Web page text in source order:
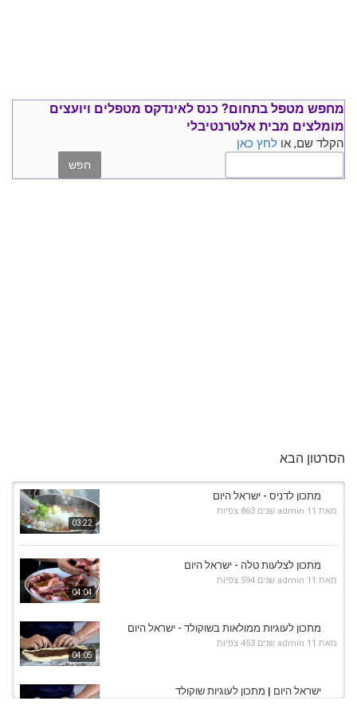
מחפש מטפל בתחום? כנס לאינדקס מטפלים ויועצים
מומלצים מבית אלטרנטיבלי
הקלד שם, או לחץ כאן
הסרטון הבא
03:22
מתכון לדניס - ישראל היום
מאת admin 11 שנים 863 צפיות
04:04
מתכון לצלעות טלה - ישראל היום
מאת admin 11 שנים 594 צפיות
04:05
מתכון לעוגיות ממולאות בשוקולד - ישראל היום
מאת admin 11 שנים 453 צפיות
ישראל היום | מתכון לעוגיות שוקולד